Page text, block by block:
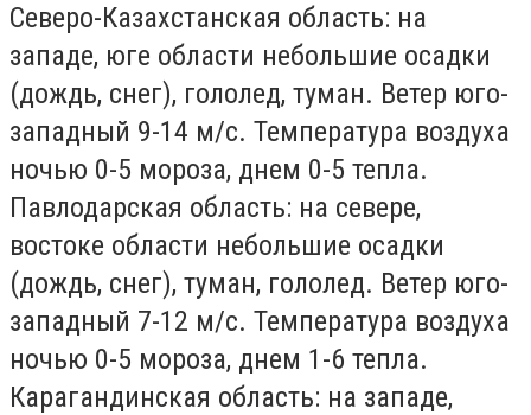
Северо-Казахстанская область: на
западе, юге области небольшие осадки
(дождь, снег), гололед, туман. Ветер юго-
западный 9-14 м/с. Температура воздуха
ночью 0-5 мороза, днем 0-5 тепла.
Павлодарская область: на севере,
востоке области небольшие осадки
(дождь, снег), туман, гололед. Ветер юго-
западный 7-12 м/с. Температура воздуха
ночью 0-5 мороза, днем 1-6 тепла.
Карагандинская область: на западе,